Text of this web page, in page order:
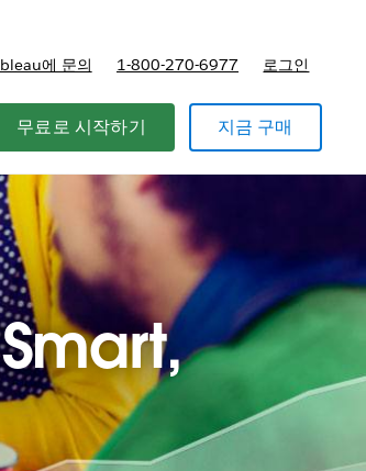
에 문의 1-800-270-6977 로그인
무료로 시작하기 지금 구매